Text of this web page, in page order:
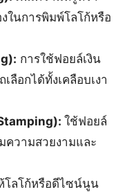
ในการพิมพ์โลโก้หรือ
การใช้ฟอยล์เงิน
ลือกได้ทั้งเคลือบเงา
ใช้ฟอยล์
ความสวยงามและ
โลโก้หรือดีไซน์นูน